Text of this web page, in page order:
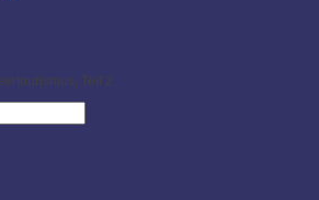
Teil 2